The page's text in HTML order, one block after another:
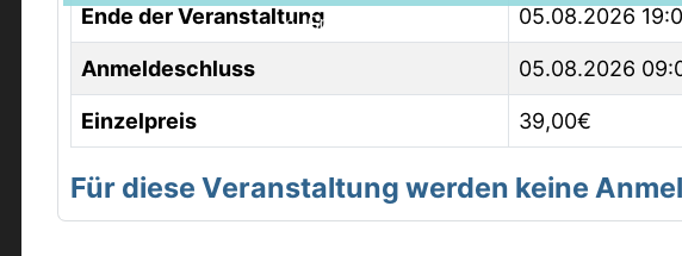
Grindelwald
Ende der Veranstaltung 05.08.2026
Anmeldeschluss 05.08.2026
Einzelpreis 39,00€
Für diese Veranstaltung werden keine